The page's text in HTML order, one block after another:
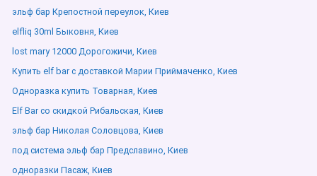
эльф бар Крепостной переулок, Киев
elfliq 30ml Быковня, Киев
lost mary 12000 Дорогожичи, Киев
Купить elf bar с доставкой Марии Приймаченко, Киев
Одноразка купить Товарная, Киев
Elf Bar со скидкой Рибальская, Киев
эльф бар Николая Соловцова, Киев
под система эльф бар Предславино, Киев
одноразки Пасаж, Киев